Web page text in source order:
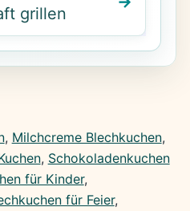
grillen
, Milchcreme Blechkuchen
, Schokoladenkuchen
für Kinder
für Feier